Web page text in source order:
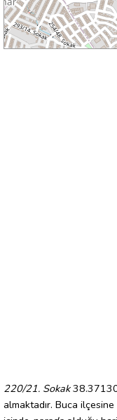
220/21. Sokak
almaktadır. Buca ilçesine